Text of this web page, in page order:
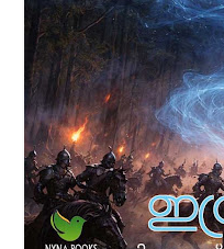
രുധിരകാളി' എന്ന
നാരായണന്‍
പുസ്തകങ്ങളിലായിട്ടാണ്.
ഉണ്ടായിരുന്നില്ല.
ഏതാനും
അവലംബിച്ചാണ് ഈ കഥ
അന്നത്തെ
ചുറ്റുപാടുകള്‍,